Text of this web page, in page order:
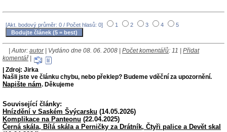
[Akt. bodový průměr: 0 / Počet hlasů: 0] 1 2 3 4 5
| Autor: autor| Vydáno dne 08. 06. 2008 | Počet komentářů: 11 | Přidat
komentář|
| Zdroj: Jirka
Našli jste ve článku chybu, nebo překlep? Budeme vděční za upozornění.
Napište nám. Děkujeme
Související články:
Hnízdění v Saském Švýcarsku (14.05.2026)
Komplikace na Panteonu (22.04.2025)
Černá skála, Bílá skála a Perničky za Drátník, Čtyři palice a Devět skal